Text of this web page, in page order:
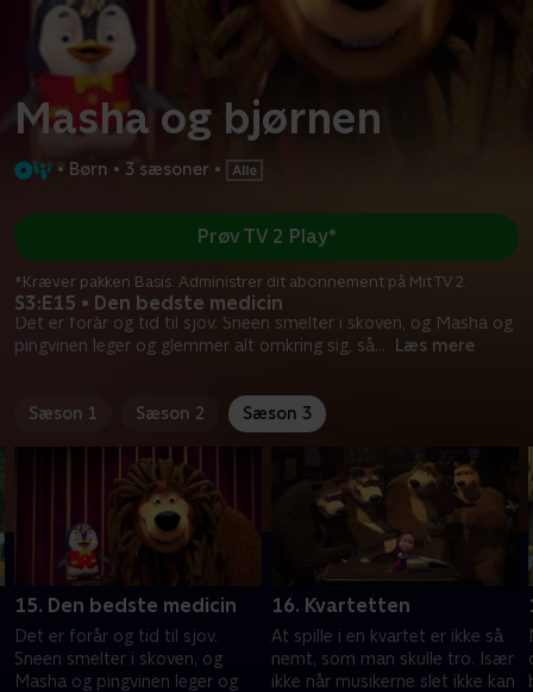
Masha og bjørnen
• Børn • 3 sæsoner •
S3:E15 • Den bedste medicin
Det er forår og tid til sjov. Sneen smelter i skoven, og Masha og
pingvinen leger og glemmer alt omkring sig, så... Læs mere
Prøv TV 2 Play*
*Kræver pakken Basis. Administrer dit abonnement på Mit TV 2.
Sæson 1 Sæson 2 Sæson 3
15. Den bedste medicin
Det er forår og tid til sjov.
Sneen smelter i skoven, og
Masha og pingvinen leger og
16. Kvartetten
At spille i en kvartet er ikke så
nemt, som man skulle tro. Især
ikke når musikerne slet ikke kan